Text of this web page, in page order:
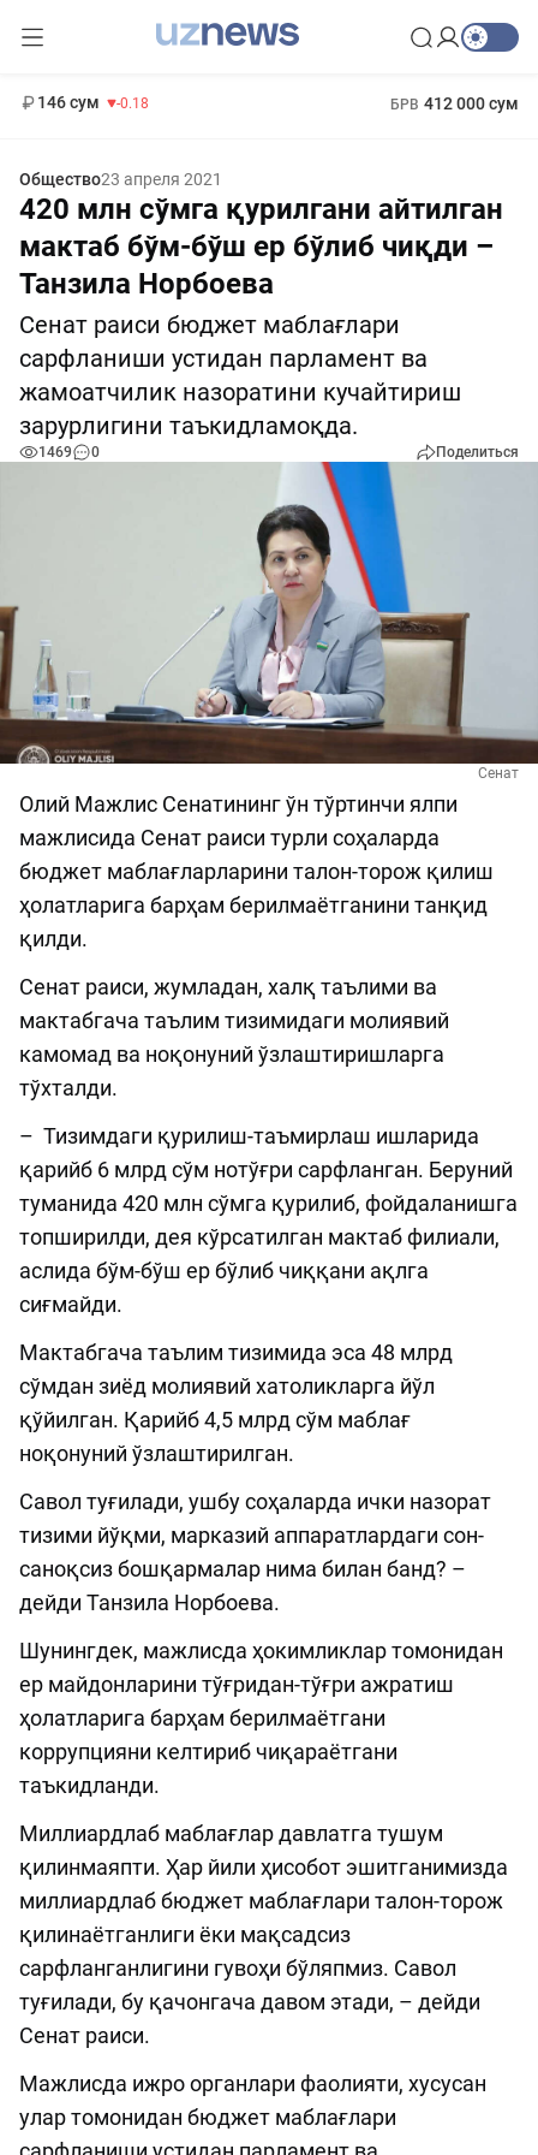
146 сум -0.18 БРВ 412 000 сум
Общество23 апреля 2021
420 млн сўмга қурилгани айтилган
мактаб бўм-бўш ер бўлиб чиқди –
Танзила Норбоева
Сенат раиси бюджет маблағлари
сарфланиши устидан парламент ва
жамоатчилик назоратини кучайтириш
зарурлигини таъкидламоқда.
1469 0 Поделиться
Сенат
Олий Мажлис Сенатининг ўн тўртинчи ялпи
мажлисида Сенат раиси турли соҳаларда
бюджет маблағларларини талон-торож қилиш
ҳолатларига барҳам берилмаётганини танқид
қилди.
Сенат раиси, жумладан, халқ таълими ва
мактабгача таълим тизимидаги молиявий
камомад ва ноқонуний ўзлаштиришларга
тўхталди.
– Тизимдаги қурилиш-таъмирлаш ишларида
қарийб 6 млрд сўм нотўғри сарфланган. Беруний
туманида 420 млн сўмга қурилиб, фойдаланишга
топширилди, дея кўрсатилган мактаб филиали,
аслида бўм-бўш ер бўлиб чиққани ақлга
сиғмайди.
Мактабгача таълим тизимида эса 48 млрд
сўмдан зиёд молиявий хатоликларга йўл
қўйилган. Қарийб 4,5 млрд сўм маблағ
ноқонуний ўзлаштирилган.
Савол туғилади, ушбу соҳаларда ички назорат
тизими йўқми, марказий аппаратлардаги сон-
саноқсиз бошқармалар нима билан банд? –
дейди Танзила Норбоева.
Шунингдек, мажлисда ҳокимликлар томонидан
ер майдонларини тўғридан-тўғри ажратиш
ҳолатларига барҳам берилмаётгани
коррупцияни келтириб чиқараётгани
таъкидланди.
Миллиардлаб маблағлар давлатга тушум
қилинмаяпти. Ҳар йили ҳисобот эшитганимизда
миллиардлаб бюджет маблағлари талон-торож
қилинаётганлиги ёки мақсадсиз
сарфланганлигини гувоҳи бўляпмиз. Савол
туғилади, бу қачонгача давом этади, – дейди
Сенат раиси.
Мажлисда ижро органлари фаолияти, хусусан
улар томонидан бюджет маблағлари